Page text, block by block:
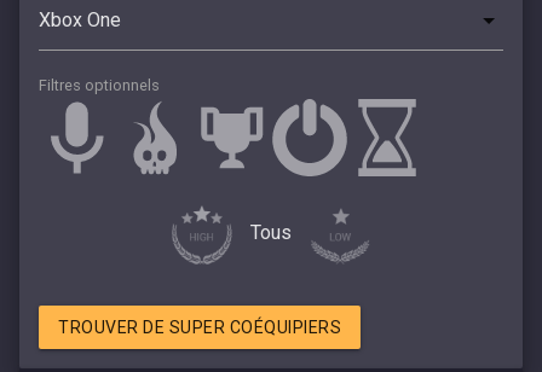
Filtres optionnels
Tous
TROUVER DE SUPER COÉQUIPIERS